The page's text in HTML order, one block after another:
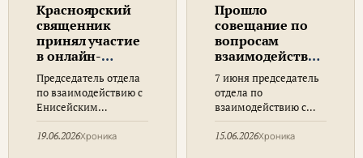
Красноярский
священник
принял участие
в онлайн-
лекции о
неоязычестве
Синодального
комитета по
взаимодействию
Председатель отдела
по взаимодействию с
Енисейским
казачеством
Красноярской
19.06.2026Хроника
Прошло
совещание по
вопросам
взаимодействия
с казачеством в
Красноярской
митрополии
7 июня председатель
отдела по
взаимодействию с
Енисейским
казачеством
15.06.2026Хроника